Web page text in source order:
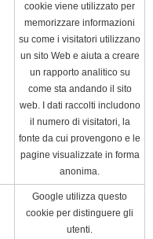
cookie viene utilizzato per
memorizzare informazioni
su come i visitatori utilizzano
un sito Web e aiuta a creare
un rapporto analitico su
come sta andando il sito
web. I dati raccolti includono
il numero di visitatori, la
fonte da cui provengono e le
pagine visualizzate in forma
anonima.
Google utilizza questo
cookie per distinguere gli
utenti.